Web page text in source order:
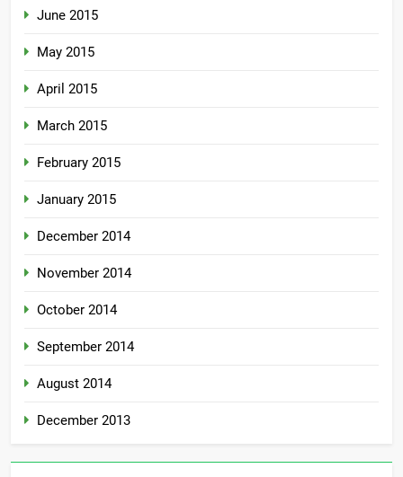
June 2015
May 2015
April 2015
March 2015
February 2015
January 2015
December 2014
November 2014
October 2014
September 2014
August 2014
December 2013